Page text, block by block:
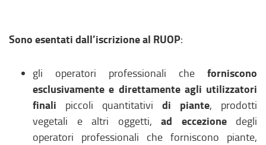
Sono esentati dall’iscrizione al RUOP:
gli operatori professionali che forniscono
esclusivamente e direttamente agli utilizzatori
finali piccoli quantitativi di piante, prodotti
vegetali e altri oggetti, ad eccezionedegli
operatori professionali che forniscono piante,